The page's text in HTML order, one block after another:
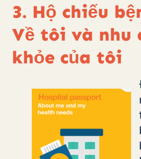
3. Hộ chiếu
Về tôi và nhu
khỏe của tôi